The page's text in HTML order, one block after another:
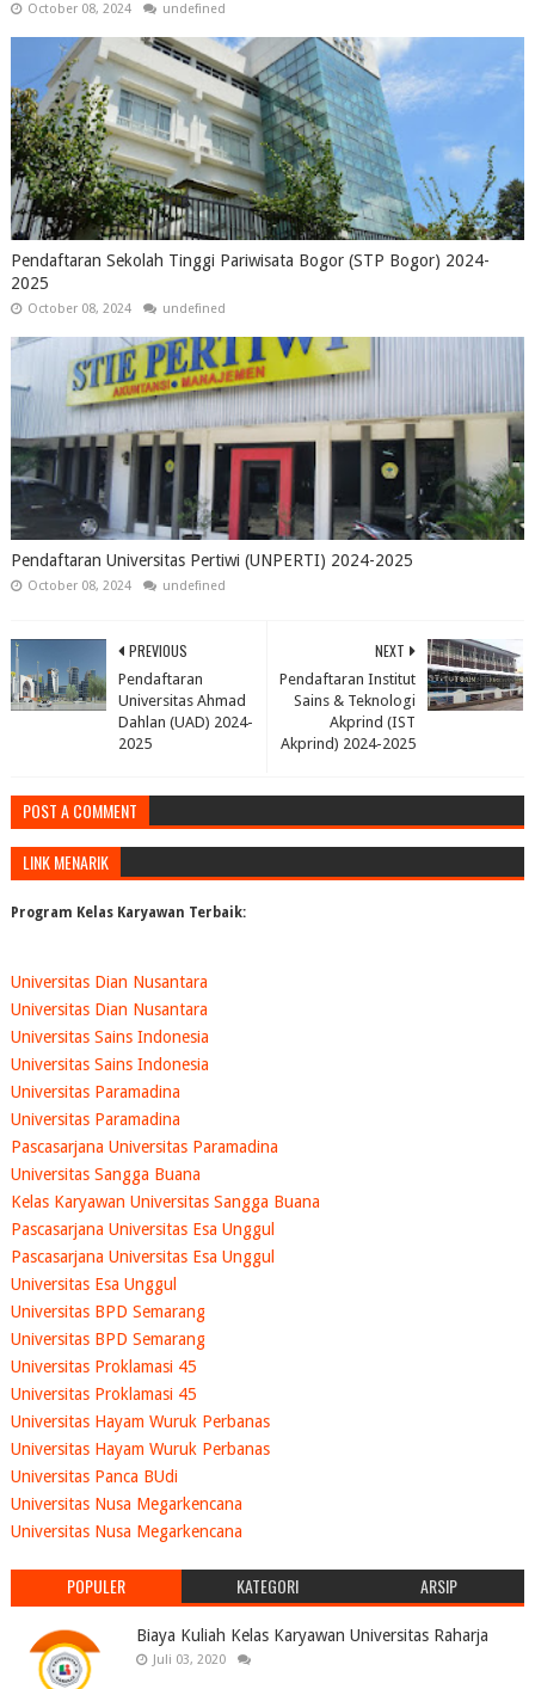
October 08, 2024 undefined
Pendaftaran Sekolah Tinggi Pariwisata Bogor (STP Bogor) 2024-
2025
October 08, 2024 undefined
Pendaftaran Universitas Pertiwi (UNPERTI) 2024-2025
October 08, 2024 undefined
NEXT
Pendaftaran Institut
Sains & Teknologi
Akprind (IST
Akprind) 2024-2025
PREVIOUS
Pendaftaran
Universitas Ahmad
Dahlan (UAD) 2024-
2025
POST A COMMENT
LINK MENARIK
Program Kelas Karyawan Terbaik:
Universitas Dian Nusantara
Universitas Dian Nusantara
Universitas Sains Indonesia
Universitas Sains Indonesia
Universitas Paramadina
Universitas Paramadina
Pascasarjana Universitas Paramadina
Universitas Sangga Buana
Kelas Karyawan Universitas Sangga Buana
Pascasarjana Universitas Esa Unggul
Pascasarjana Universitas Esa Unggul
Universitas Esa Unggul
Universitas BPD Semarang
Universitas BPD Semarang
Universitas Proklamasi 45
Universitas Proklamasi 45
Universitas Hayam Wuruk Perbanas
Universitas Hayam Wuruk Perbanas
Universitas Panca BUdi
Universitas Nusa Megarkencana
Universitas Nusa Megarkencana
POPULER KATEGORI ARSIP
Biaya Kuliah Kelas Karyawan Universitas Raharja
Juli 03, 2020